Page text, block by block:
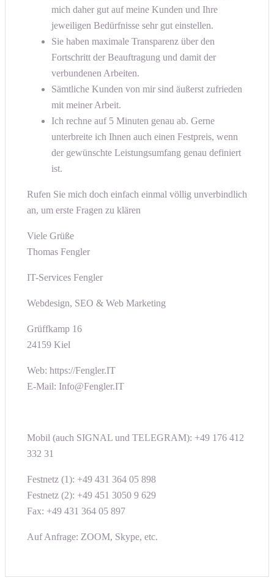
mich daher gut auf meine Kunden und Ihre
jeweiligen Bedürfnisse sehr gut einstellen.
Sie haben maximale Transparenz über den
Fortschritt der Beauftragung und damit der
verbundenen Arbeiten.
Sämtliche Kunden von mir sind äußerst zufrieden
mit meiner Arbeit.
Ich rechne auf 5 Minuten genau ab. Gerne
unterbreite ich Ihnen auch einen Festpreis, wenn
der gewünschte Leistungsumfang genau definiert
ist.
Rufen Sie mich doch einfach einmal völlig unverbindlich
an, um erste Fragen zu klären
Viele Grüße
Thomas Fengler
IT-Services Fengler
Webdesign, SEO & Web Marketing
Grüffkamp 16
24159 Kiel
Web: https://Fengler.IT
E-Mail: Info@Fengler.IT
Mobil (auch SIGNAL und TELEGRAM): +49 176 412
332 31
Festnetz (1): +49 431 364 05 898
Festnetz (2): +49 451 3050 9 629
Fax: +49 431 364 05 897
Auf Anfrage: ZOOM, Skype, etc.